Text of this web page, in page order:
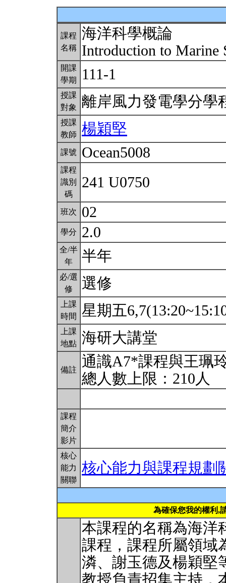
課程
名稱
海洋科學概論
Introduction to Marine
開課
學期
111-1
授課
對象
離岸風力發電學分
授課
教師
楊穎堅
課號 Ocean5008
課程
識別
碼
241 U0750
班次 02
學分 2.0
全/半
年
半年
必/選
修
選修
上課
時間
星期五
上課
地點 海研大講堂
備註
通識A7*課程與王珮
總人數上限：210人
課程
簡介
影片
核心
能力
關聯
核心能力與課程規劃
為確保您我的權利,
本課程的名稱為海洋
課程，課程所屬領域
潾、謝玉德及楊穎堅
教授負責招集主持，